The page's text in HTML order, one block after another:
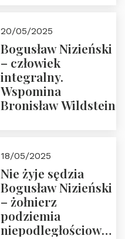
20/05/2025
Bogusław Nizieński
– człowiek
integralny.
Wspomina
Bronisław Wildstein
18/05/2025
Nie żyje sędzia
Bogusław Nizieński
– żołnierz
podziemia
niepodległościowego